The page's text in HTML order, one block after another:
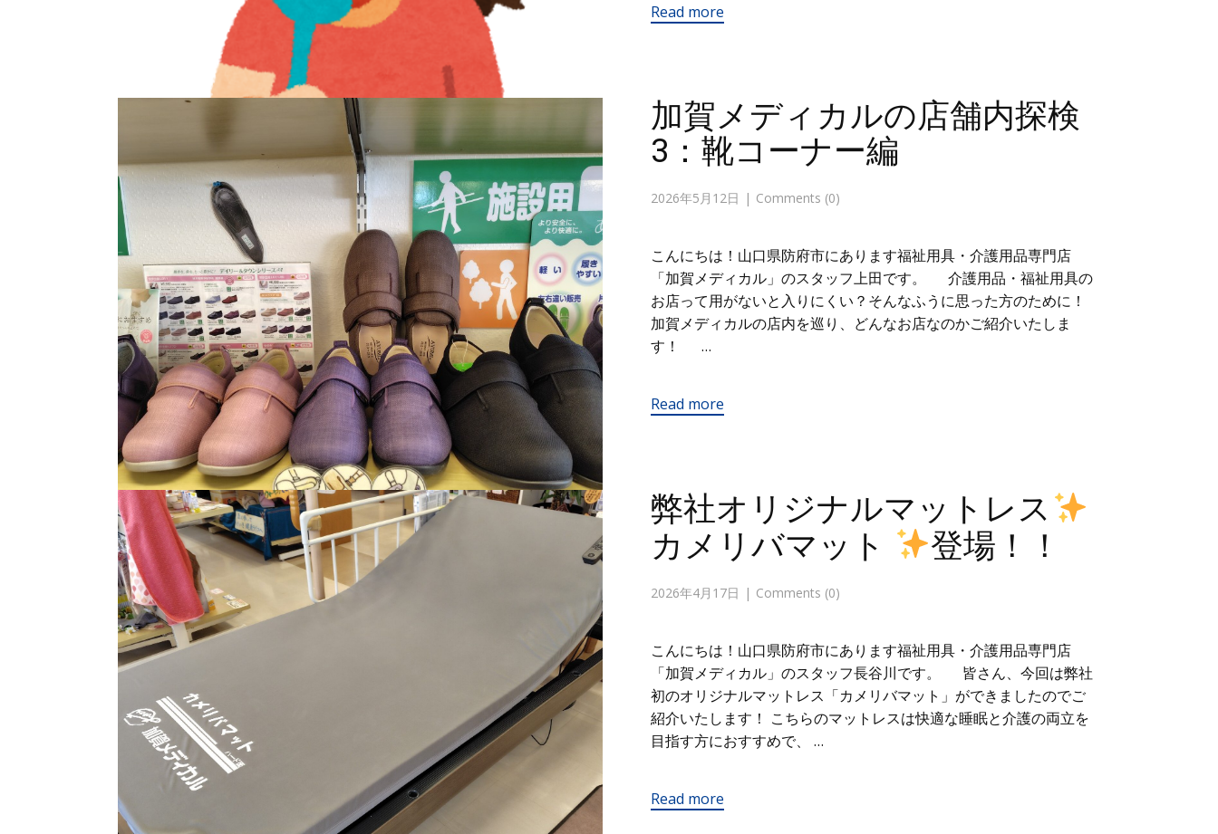
Read more
加賀メディカルの店舗内探検
3：靴コーナー編
2026年5月12日 Comments (0)
こんにちは！山口県防府市にあります福祉用具・介護用品専門店
「加賀メディカル」のスタッフ上田です。 介護用品・福祉用具の
お店って用がないと入りにくい？そんなふうに思った方のために！
加賀メディカルの店内を巡り、どんなお店なのかご紹介いたしま
す！ …
Read more
弊社オリジナルマットレス
カメリバマット
登場！！
2026年4月17日 Comments (0)
こんにちは！山口県防府市にあります福祉用具・介護用品専門店
「加賀メディカル」のスタッフ長谷川です。 皆さん、今回は弊社
初のオリジナルマットレス「カメリバマット」ができましたのでご
紹介いたします！ こちらのマットレスは快適な睡眠と介護の両立を
目指す方におすすめで、 …
Read more